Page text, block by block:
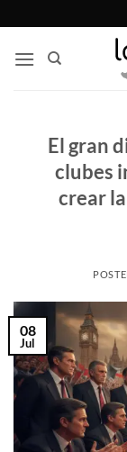
al
contenido
El gran
clubes
crear
08
Jul